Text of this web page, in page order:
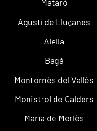
Mataró
Agustí de Lluçanès
Alella
Bagà
Montornès del Vallès
Monistrol de Calders
Maria de Merlès